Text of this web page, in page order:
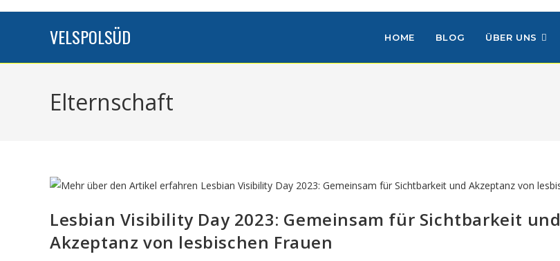
VELSPOLSÜD HOME BLOG ÜBER UNS
Elternschaft
Lesbian Visibility Day 2023: Gemeinsam für Sichtbarkeit und
Akzeptanz von lesbischen Frauen